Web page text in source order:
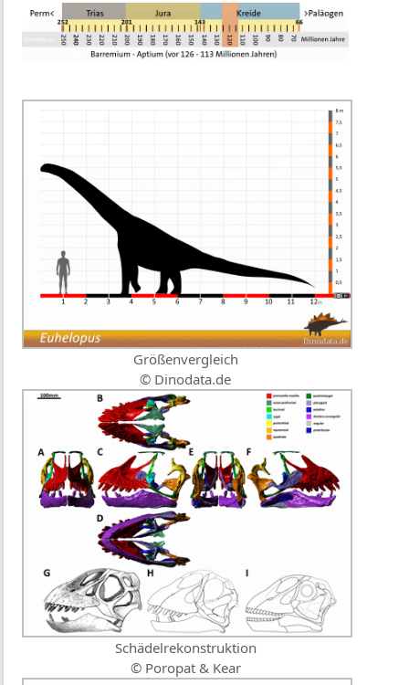
Größenvergleich
© Dinodata.de
Schädelrekonstruktion
© Poropat & Kear